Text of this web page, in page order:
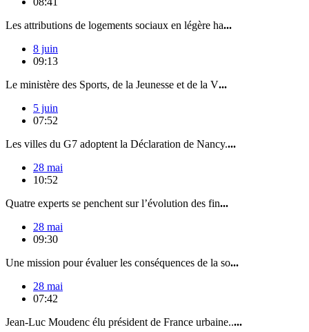
Les attributions de logements sociaux en légère ha...
8 juin
09:13
Le ministère des Sports, de la Jeunesse et de la V...
5 juin
07:52
Les villes du G7 adoptent la Déclaration de Nancy....
28 mai
10:52
Quatre experts se penchent sur l’évolution des fin...
28 mai
09:30
Une mission pour évaluer les conséquences de la so...
28 mai
07:42
Jean-Luc Moudenc élu président de France urbaine.....